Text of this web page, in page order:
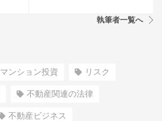
執筆者一覧へ
マンション投資 リスク
不動産関連の法律
不動産ビジネス